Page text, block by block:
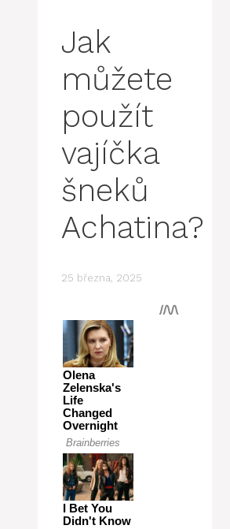
Jak
můžete
použít
vajíčka
šneků
Achatina?
25 března, 2025